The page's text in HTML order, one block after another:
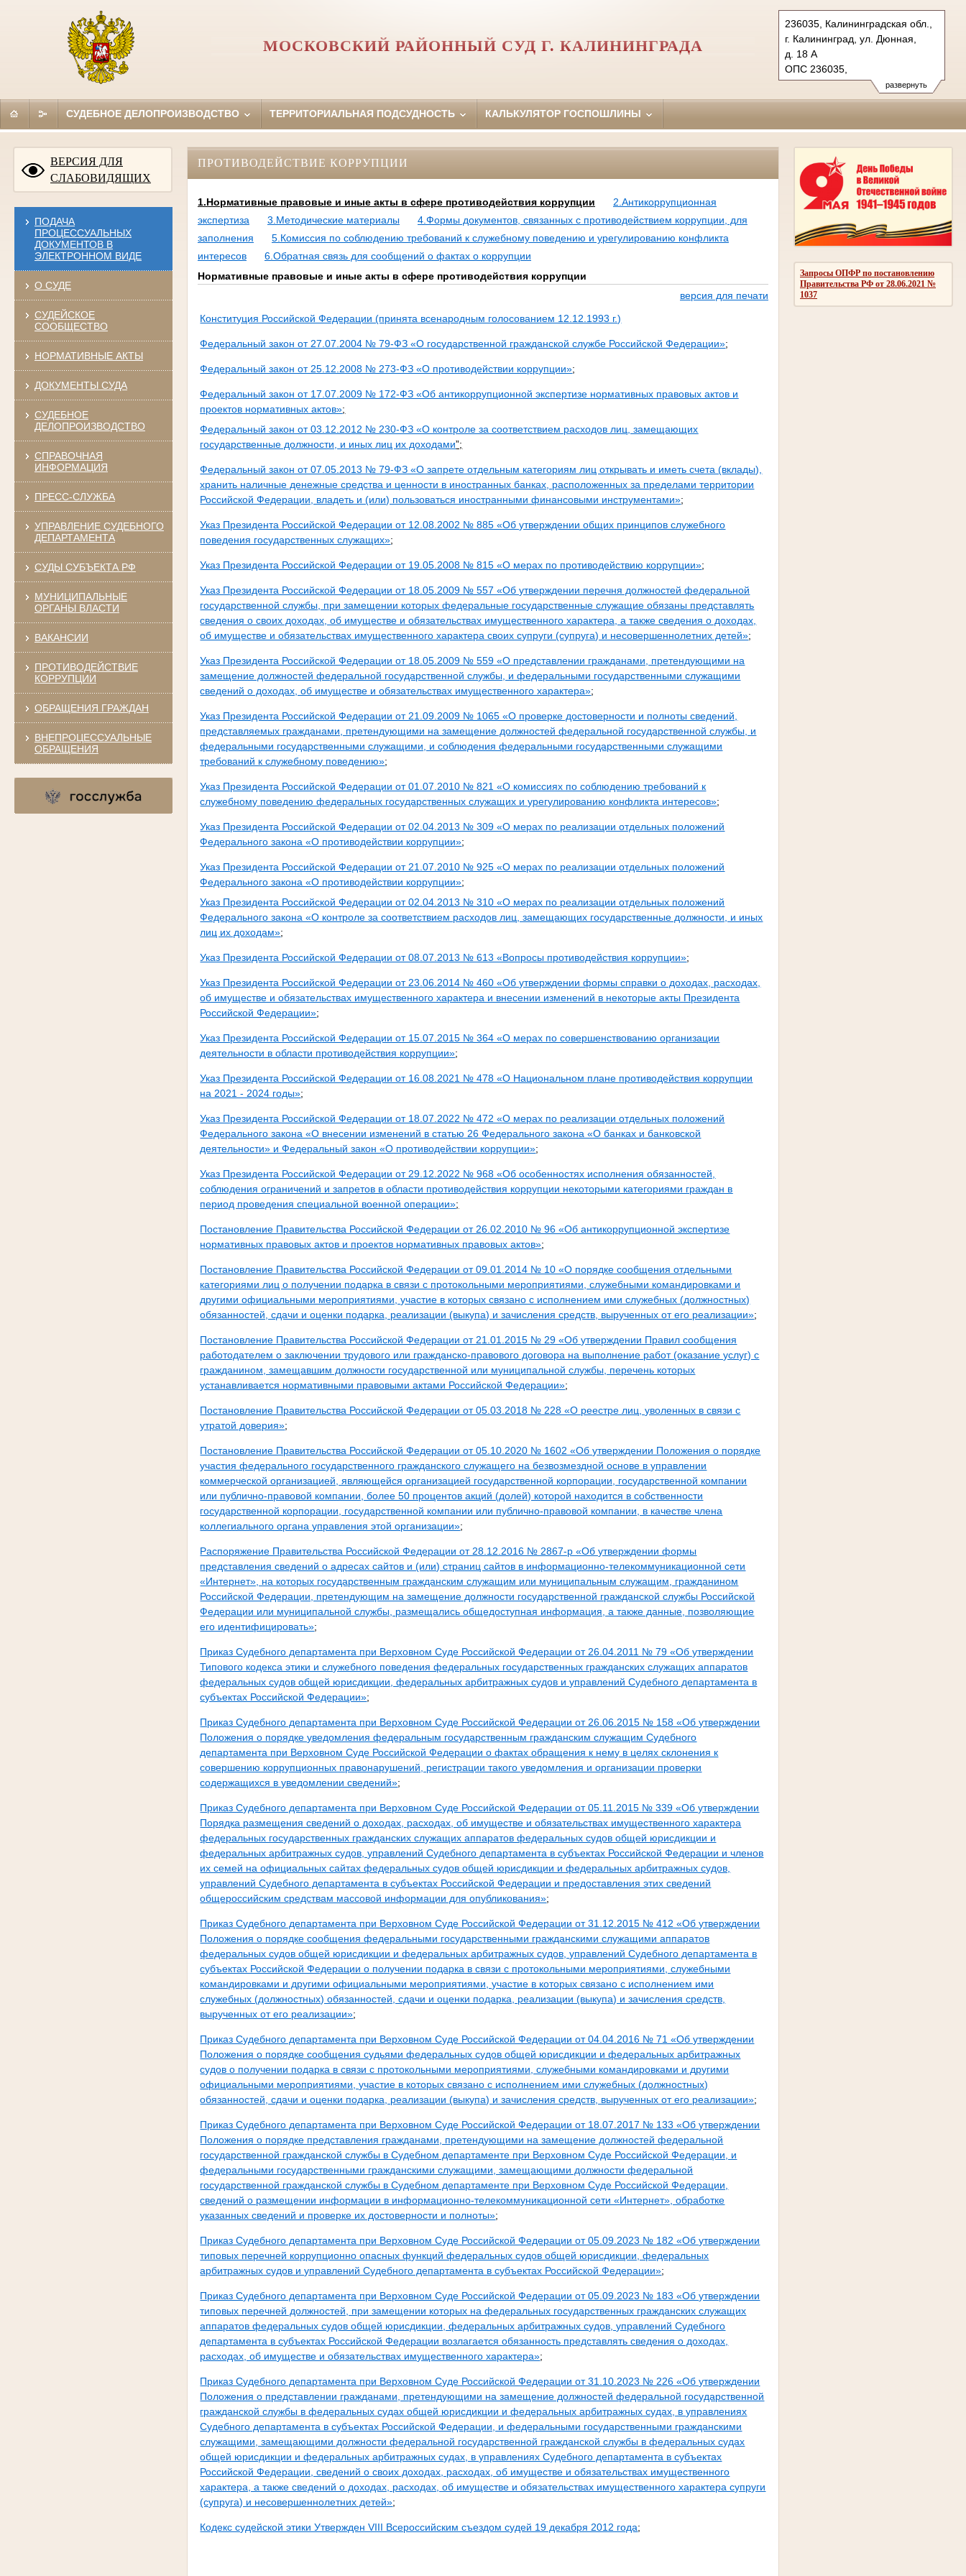
развернуть
236035, Калининградская обл.,
г. Калининград, ул. Дюнная,
д. 18 А
ОПС 236035,
бокс №5063 г. Калининград
Тел.: (4012) 60-56-60, 60-56-
moskovsky.kln@sudrf.ru
МОСКОВСКИЙ РАЙОННЫЙ СУД Г. КАЛИНИНГРАДА
СУДЕБНОЕ ДЕЛОПРОИЗВОДСТВО ТЕРРИТОРИАЛЬНАЯ ПОДСУДНОСТЬ КАЛЬКУЛЯТОР ГОСПОШЛИНЫ
ВЕРСИЯ ДЛЯ
СЛАБОВИДЯЩИХ
ПОДАЧА
ПРОЦЕССУАЛЬНЫХ
ДОКУМЕНТОВ В
ЭЛЕКТРОННОМ ВИДЕ
О СУДЕ
СУДЕЙСКОЕ
СООБЩЕСТВО
НОРМАТИВНЫЕ АКТЫ
ДОКУМЕНТЫ СУДА
СУДЕБНОЕ
ДЕЛОПРОИЗВОДСТВО
СПРАВОЧНАЯ
ИНФОРМАЦИЯ
ПРЕСС-СЛУЖБА
УПРАВЛЕНИЕ СУДЕБНОГО
ДЕПАРТАМЕНТА
СУДЫ СУБЪЕКТА РФ
МУНИЦИПАЛЬНЫЕ
ОРГАНЫ ВЛАСТИ
ВАКАНСИИ
ПРОТИВОДЕЙСТВИЕ
КОРРУПЦИИ
ОБРАЩЕНИЯ ГРАЖДАН
ВНЕПРОЦЕССУАЛЬНЫЕ
ОБРАЩЕНИЯ
Запросы ОПФР по постановлению
Правительства РФ от 28.06.2021 №
1037
ПРОТИВОДЕЙСТВИЕ КОРРУПЦИИ
1.Нормативные правовые и иные акты в сфере противодействия коррупции
2.Антикоррупционная
экспертиза
3.Методические материалы
4.Формы документов, связанных с противодействием коррупции, для
заполнения
5.Комиссия по соблюдению требований к служебному поведению и урегулированию конфликта
интересов
6.Обратная связь для сообщений о фактах о коррупции
Нормативные правовые и иные акты в сфере противодействия коррупции
версия для печати
Конституция Российской Федерации (принята всенародным голосованием 12.12.1993 г.)
Федеральный закон от 27.07.2004 № 79-ФЗ «О государственной гражданской службе Российской Федерации»;
Федеральный закон от 25.12.2008 № 273-ФЗ «О противодействии коррупции»;
Федеральный закон от 17.07.2009 № 172-ФЗ «Об антикоррупционной экспертизе нормативных правовых актов и
проектов нормативных актов»;
Федеральный закон от 03.12.2012 № 230-ФЗ «О контроле за соответствием расходов лиц, замещающих
государственные должности, и иных лиц их доходами”;
Федеральный закон от 07.05.2013 № 79-ФЗ «О запрете отдельным категориям лиц открывать и иметь счета (вклады),
хранить наличные денежные средства и ценности в иностранных банках, расположенных за пределами территории
Российской Федерации, владеть и (или) пользоваться иностранными финансовыми инструментами»;
Указ Президента Российской Федерации от 12.08.2002 № 885 «Об утверждении общих принципов служебного
поведения государственных служащих»;
Указ Президента Российской Федерации от 19.05.2008 № 815 «О мерах по противодействию коррупции»;
Указ Президента Российской Федерации от 18.05.2009 № 557 «Об утверждении перечня должностей федеральной
государственной службы, при замещении которых федеральные государственные служащие обязаны представлять
сведения о своих доходах, об имуществе и обязательствах имущественного характера, а также сведения о доходах,
об имуществе и обязательствах имущественного характера своих супруги (супруга) и несовершеннолетних детей»;
Указ Президента Российской Федерации от 18.05.2009 № 559 «О представлении гражданами, претендующими на
замещение должностей федеральной государственной службы, и федеральными государственными служащими
сведений о доходах, об имуществе и обязательствах имущественного характера»;
Указ Президента Российской Федерации от 21.09.2009 № 1065 «О проверке достоверности и полноты сведений,
представляемых гражданами, претендующими на замещение должностей федеральной государственной службы, и
федеральными государственными служащими, и соблюдения федеральными государственными служащими
требований к служебному поведению»;
Указ Президента Российской Федерации от 01.07.2010 № 821 «О комиссиях по соблюдению требований к
служебному поведению федеральных государственных служащих и урегулированию конфликта интересов»;
Указ Президента Российской Федерации от 02.04.2013 № 309 «О мерах по реализации отдельных положений
Федерального закона «О противодействии коррупции»;
Указ Президента Российской Федерации от 21.07.2010 № 925 «О мерах по реализации отдельных положений
Федерального закона «О противодействии коррупции»;
Указ Президента Российской Федерации от 02.04.2013 № 310 «О мерах по реализации отдельных положений
Федерального закона «О контроле за соответствием расходов лиц, замещающих государственные должности, и иных
лиц их доходам»;
Указ Президента Российской Федерации от 08.07.2013 № 613 «Вопросы противодействия коррупции»;
Указ Президента Российской Федерации от 23.06.2014 № 460 «Об утверждении формы справки о доходах, расходах,
об имуществе и обязательствах имущественного характера и внесении изменений в некоторые акты Президента
Российской Федерации»;
Указ Президента Российской Федерации от 15.07.2015 № 364 «О мерах по совершенствованию организации
деятельности в области противодействия коррупции»;
Указ Президента Российской Федерации от 16.08.2021 № 478 «О Национальном плане противодействия коррупции
на 2021 - 2024 годы»;
Указ Президента Российской Федерации от 18.07.2022 № 472 «О мерах по реализации отдельных положений
Федерального закона «О внесении изменений в статью 26 Федерального закона «О банках и банковской
деятельности» и Федеральный закон «О противодействии коррупции»;
Указ Президента Российской Федерации от 29.12.2022 № 968 «Об особенностях исполнения обязанностей,
соблюдения ограничений и запретов в области противодействия коррупции некоторыми категориями граждан в
период проведения специальной военной операции»;
Постановление Правительства Российской Федерации от 26.02.2010 № 96 «Об антикоррупционной экспертизе
нормативных правовых актов и проектов нормативных правовых актов»;
Постановление Правительства Российской Федерации от 09.01.2014 № 10 «О порядке сообщения отдельными
категориями лиц о получении подарка в связи с протокольными мероприятиями, служебными командировками и
другими официальными мероприятиями, участие в которых связано с исполнением ими служебных (должностных)
обязанностей, сдачи и оценки подарка, реализации (выкупа) и зачисления средств, вырученных от его реализации»;
Постановление Правительства Российской Федерации от 21.01.2015 № 29 «Об утверждении Правил сообщения
работодателем о заключении трудового или гражданско-правового договора на выполнение работ (оказание услуг) с
гражданином, замещавшим должности государственной или муниципальной службы, перечень которых
устанавливается нормативными правовыми актами Российской Федерации»;
Постановление Правительства Российской Федерации от 05.03.2018 № 228 «О реестре лиц, уволенных в связи с
утратой доверия»;
Постановление Правительства Российской Федерации от 05.10.2020 № 1602 «Об утверждении Положения о порядке
участия федерального государственного гражданского служащего на безвозмездной основе в управлении
коммерческой организацией, являющейся организацией государственной корпорации, государственной компании
или публично-правовой компании, более 50 процентов акций (долей) которой находится в собственности
государственной корпорации, государственной компании или публично-правовой компании, в качестве члена
коллегиального органа управления этой организации»;
Распоряжение Правительства Российской Федерации от 28.12.2016 № 2867-р «Об утверждении формы
представления сведений о адресах сайтов и (или) страниц сайтов в информационно-телекоммуникационной сети
«Интернет», на которых государственным гражданским служащим или муниципальным служащим, гражданином
Российской Федерации, претендующим на замещение должности государственной гражданской службы Российской
Федерации или муниципальной службы, размещались общедоступная информация, а также данные, позволяющие
его идентифицировать»;
Приказ Судебного департамента при Верховном Суде Российской Федерации от 26.04.2011 № 79 «Об утверждении
Типового кодекса этики и служебного поведения федеральных государственных гражданских служащих аппаратов
федеральных судов общей юрисдикции, федеральных арбитражных судов и управлений Судебного департамента в
субъектах Российской Федерации»;
Приказ Судебного департамента при Верховном Суде Российской Федерации от 26.06.2015 № 158 «Об утверждении
Положения о порядке уведомления федеральным государственным гражданским служащим Судебного
департамента при Верховном Суде Российской Федерации о фактах обращения к нему в целях склонения к
совершению коррупционных правонарушений, регистрации такого уведомления и организации проверки
содержащихся в уведомлении сведений»;
Приказ Судебного департамента при Верховном Суде Российской Федерации от 05.11.2015 № 339 «Об утверждении
Порядка размещения сведений о доходах, расходах, об имуществе и обязательствах имущественного характера
федеральных государственных гражданских служащих аппаратов федеральных судов общей юрисдикции и
федеральных арбитражных судов, управлений Судебного департамента в субъектах Российской Федерации и членов
их семей на официальных сайтах федеральных судов общей юрисдикции и федеральных арбитражных судов,
управлений Судебного департамента в субъектах Российской Федерации и предоставления этих сведений
общероссийским средствам массовой информации для опубликования»;
Приказ Судебного департамента при Верховном Суде Российской Федерации от 31.12.2015 № 412 «Об утверждении
Положения о порядке сообщения федеральными государственными гражданскими служащими аппаратов
федеральных судов общей юрисдикции и федеральных арбитражных судов, управлений Судебного департамента в
субъектах Российской Федерации о получении подарка в связи с протокольными мероприятиями, служебными
командировками и другими официальными мероприятиями, участие в которых связано с исполнением ими
служебных (должностных) обязанностей, сдачи и оценки подарка, реализации (выкупа) и зачисления средств,
вырученных от его реализации»;
Приказ Судебного департамента при Верховном Суде Российской Федерации от 04.04.2016 № 71 «Об утверждении
Положения о порядке сообщения судьями федеральных судов общей юрисдикции и федеральных арбитражных
судов о получении подарка в связи с протокольными мероприятиями, служебными командировками и другими
официальными мероприятиями, участие в которых связано с исполнением ими служебных (должностных)
обязанностей, сдачи и оценки подарка, реализации (выкупа) и зачисления средств, вырученных от его реализации»;
Приказ Судебного департамента при Верховном Суде Российской Федерации от 18.07.2017 № 133 «Об утверждении
Положения о порядке представления гражданами, претендующими на замещение должностей федеральной
государственной гражданской службы в Судебном департаменте при Верховном Суде Российской Федерации, и
федеральными государственными гражданскими служащими, замещающими должности федеральной
государственной гражданской службы в Судебном департаменте при Верховном Суде Российской Федерации,
сведений о размещении информации в информационно-телекоммуникационной сети «Интернет», обработке
указанных сведений и проверке их достоверности и полноты»;
Приказ Судебного департамента при Верховном Суде Российской Федерации от 05.09.2023 № 182 «Об утверждении
типовых перечней коррупционно опасных функций федеральных судов общей юрисдикции, федеральных
арбитражных судов и управлений Судебного департамента в субъектах Российской Федерации»;
Приказ Судебного департамента при Верховном Суде Российской Федерации от 05.09.2023 № 183 «Об утверждении
типовых перечней должностей, при замещении которых на федеральных государственных гражданских служащих
аппаратов федеральных судов общей юрисдикции, федеральных арбитражных судов, управлений Судебного
департамента в субъектах Российской Федерации возлагается обязанность представлять сведения о доходах,
расходах, об имуществе и обязательствах имущественного характера»;
Приказ Судебного департамента при Верховном Суде Российской Федерации от 31.10.2023 № 226 «Об утверждении
Положения о представлении гражданами, претендующими на замещение должностей федеральной государственной
гражданской службы в федеральных судах общей юрисдикции и федеральных арбитражных судах, в управлениях
Судебного департамента в субъектах Российской Федерации, и федеральными государственными гражданскими
служащими, замещающими должности федеральной государственной гражданской службы в федеральных судах
общей юрисдикции и федеральных арбитражных судах, в управлениях Судебного департамента в субъектах
Российской Федерации, сведений о своих доходах, расходах, об имуществе и обязательствах имущественного
характера, а также сведений о доходах, расходах, об имуществе и обязательствах имущественного характера супруги
(супруга) и несовершеннолетних детей»;
Кодекс судейской этики Утвержден VIII Всероссийским съездом судей 19 декабря 2012 года;